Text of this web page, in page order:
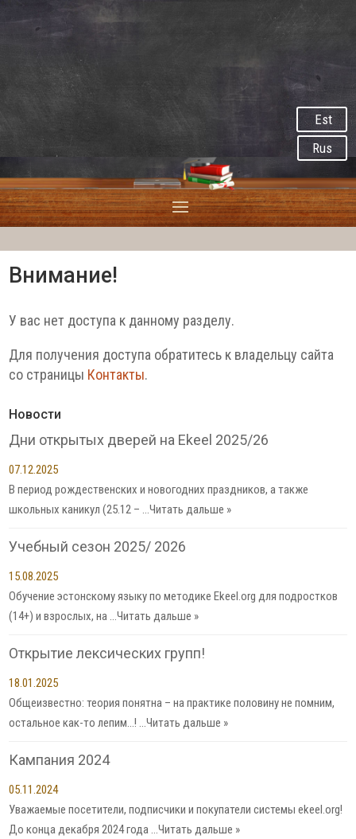
Est
Rus
Внимание!
У вас нет доступа к данному разделу.
Для получения доступа обратитесь к владельцу сайта
со страницы Контакты.
Новости
Дни открытых дверей на Ekeel 2025/26
07.12.2025
В период рождественских и новогодних праздников, а также
школьных каникул (25.12 – …Читать дальше »
Учебный сезон 2025/ 2026
15.08.2025
Обучение эстонскому языку по методике Ekeel.org для подростков
(14+) и взрослых, на …Читать дальше »
Открытие лексических групп!
18.01.2025
Общеизвестно: теория понятна – на практике половину не помним,
остальное как-то лепим…! …Читать дальше »
Кампания 2024
05.11.2024
Уважаемые посетители, подписчики и покупатели системы ekeel.org!
До конца декабря 2024 года …Читать дальше »